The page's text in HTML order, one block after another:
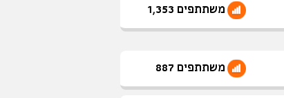
משתתפים 1,353
משתתפים 887